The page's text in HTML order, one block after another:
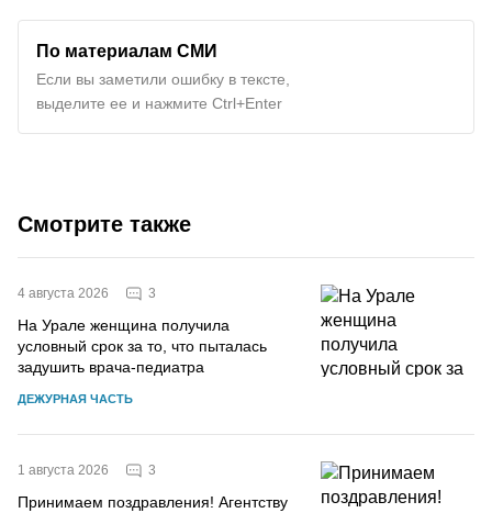
По материалам СМИ
Если вы заметили ошибку в тексте,
выделите ее и нажмите Ctrl+Enter
Смотрите также
4 августа 2026 3
На Урале женщина получила
условный срок за то, что пыталась
задушить врача-педиатра
ДЕЖУРНАЯ ЧАСТЬ
1 августа 2026 3
Принимаем поздравления! Агентству